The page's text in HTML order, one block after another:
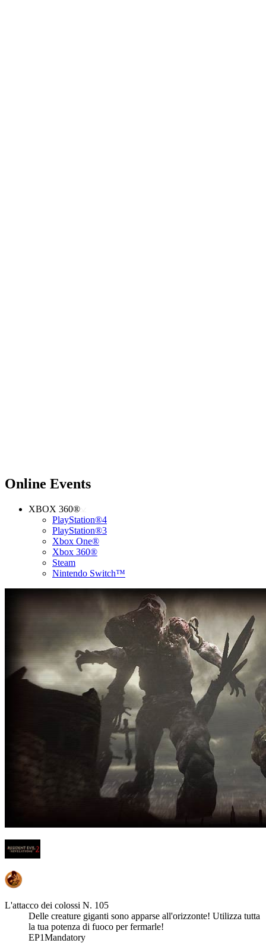
Online Events
XBOX 360®
PlayStation®4
PlayStation®3
Xbox One®
Xbox 360®
Steam
Nintendo Switch™
L'attacco dei colossi N. 105
Delle creature giganti sono apparse all'orizzonte! Utilizza tutta
la tua potenza di fuoco per fermarle!
EP1Mandatory